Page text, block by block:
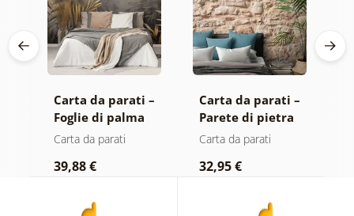
Carta da parati –
Foglie di palma
nella giungla
Carta da parati
39,88 €
Carta da parati –
Parete di pietra
Carta da parati
32,95 €